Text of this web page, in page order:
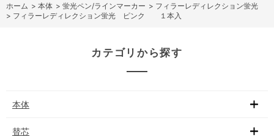
ホーム > 本体 > 蛍光ペン/ラインマーカー > フィラーレディレクション蛍光
> フィラーレディレクション蛍光 ピンク １本入
カテゴリから探す
本体
替芯